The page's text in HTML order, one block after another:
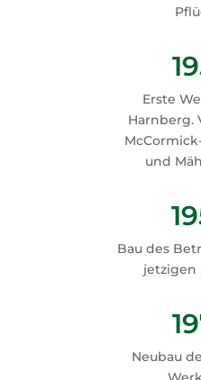
Erste
Harnberg.
und
Bau des
jetzigen
Neubau